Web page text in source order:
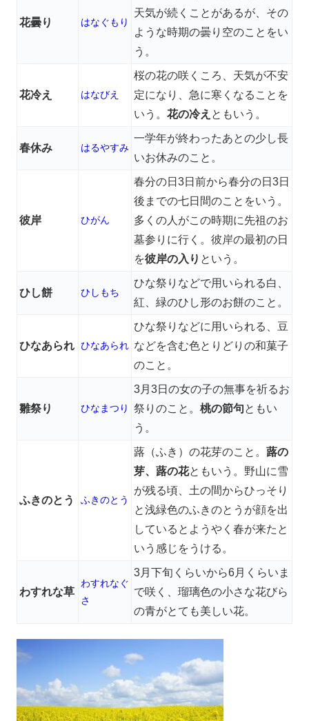
花曇り はなぐもり
天気が続くことがあるが、その
ような時期の曇り空のことをい
う。
花冷え はなびえ
桜の花の咲くころ、天気が不安
定になり、急に寒くなることを
いう。 花の冷え ともいう。
春休み はるやすみ
一学年が終わったあとの少し長
いお休みのこと。
彼岸 ひがん
春分の日3日前から春分の日3日
後までの七日間のことをいう。
多くの人がこの時期に先祖のお
墓参りに行く。彼岸の最初の日
を彼岸の入り という。
ひし餅 ひしもち
ひな祭りなどで用いられる白、
紅、緑のひし形のお餅のこと。
ひなあられ ひなあられ
ひな祭りなどに用いられる、豆
などを含む色とりどりの和菓子
のこと。
雛祭り ひなまつり
3月3日の女の子の無事を祈るお
祭りのこと。 桃の節句ともい
う。
ふきのとう ふきのとう
蕗（ふき）の花芽のこと。 蕗の
芽、蕗の花ともいう。野山に雪
が残る頃、土の間からひっそり
と浅緑色のふきのとうが顔を出
しているとようやく春が来たと
いう感じをうける。
わすれな草
わすれなぐ
さ
3月下旬くらいから6月くらいま
で咲く、瑠璃色の小さな花びら
の青がとても美しい花。